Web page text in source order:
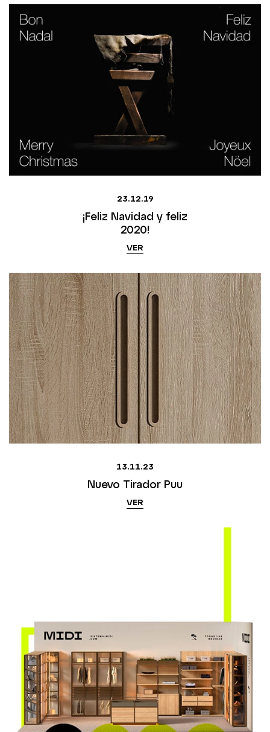
23.12.19
¡Feliz Navidad y feliz
2020!
VER
13.11.23
Nuevo Tirador Puu
VER